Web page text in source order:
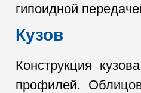
гипоидной
Кузов
Конструкция
профилей.